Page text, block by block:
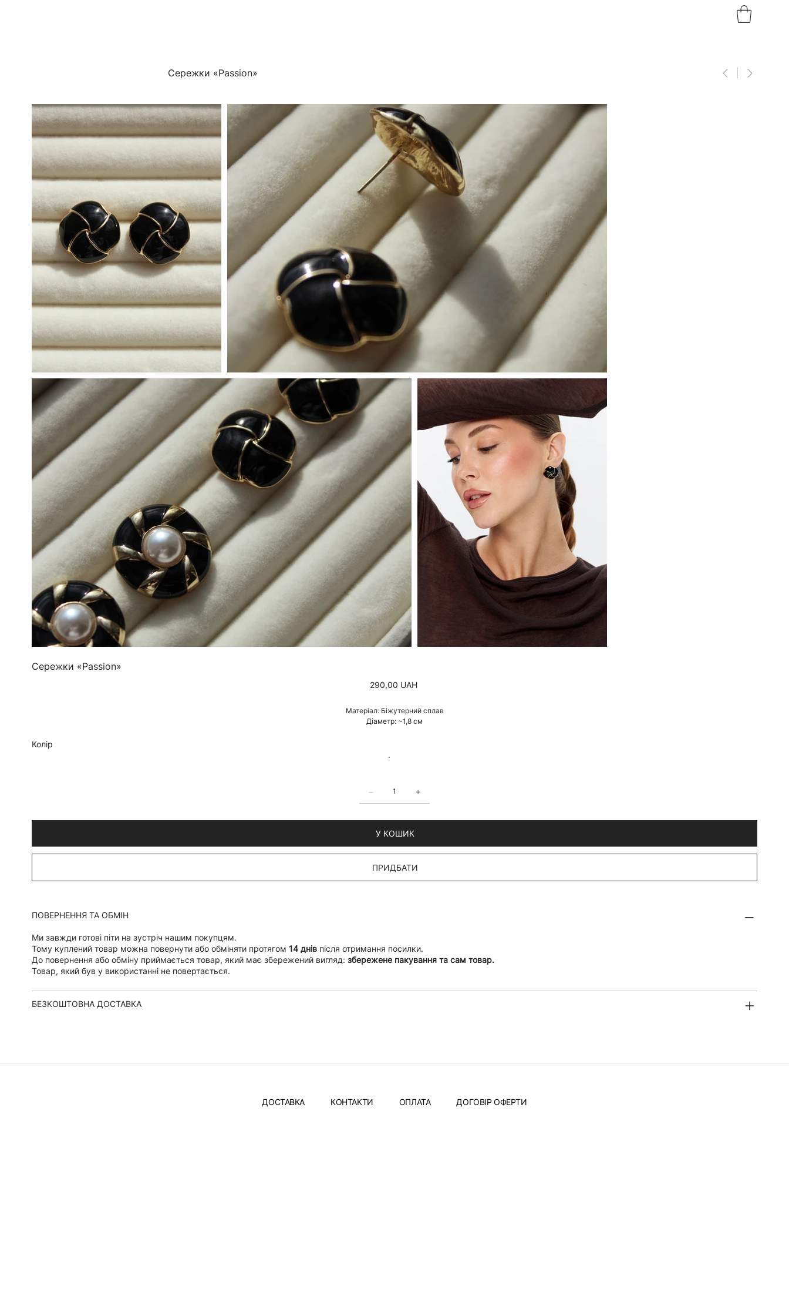
Сережки «Passion»
Сережки «Passion»
Ціна
290,00 UAH
Матеріал: Біжутерний сплав
Діаметр: ~1,8 см
Колір
У КОШИК
ПРИДБАТИ
ПОВЕРНЕННЯ ТА ОБМІН
Ми завжди готові піти на зустріч нашим покупцям.
Тому куплений товар можна повернути або обміняти протягом 14 днівпісля отримання посилки.
До повернення або обміну приймається товар, який має збережений вигляд: збережене пакування та сам товар.
Товар, який був у використанні не повертається.
БЕЗКОШТОВНА ДОСТАВКА
ДОСТАВКА КОНТАКТИ ОПЛАТА ДОГОВІР ОФЕРТИ